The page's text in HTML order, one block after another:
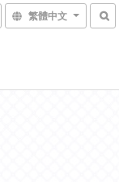
繁體中文